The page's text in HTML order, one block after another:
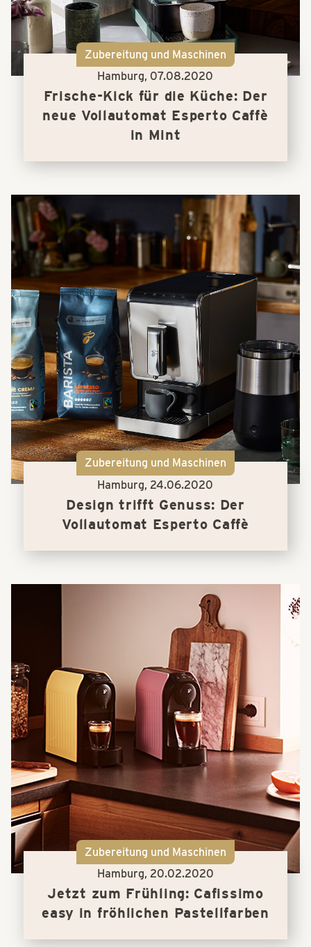
Zubereitung und Maschinen
Hamburg, 07.08.2020
Frische-Kick für die Küche: Der
neue Vollautomat Esperto Caffè
in Mint
Zubereitung und Maschinen
Hamburg, 24.06.2020
Design trifft Genuss: Der
Vollautomat Esperto Caffè
Zubereitung und Maschinen
Hamburg, 20.02.2020
Jetzt zum Frühling: Cafissimo
easy in fröhlichen Pastellfarben